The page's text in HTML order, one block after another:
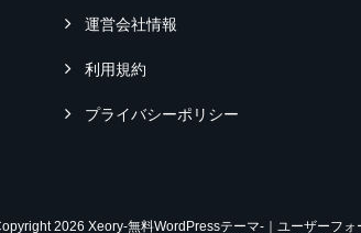
運営会社情報
利用規約
プライバシーポリシー
2026 Xeory-無料WordPressテーマ-｜ユーザーフ